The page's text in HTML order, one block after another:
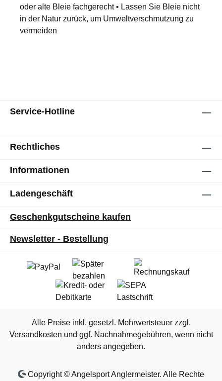
oder alte Bleie fachgerecht • Lassen Sie Bleie nicht
in der Natur zurück, um Umweltverschmutzung zu
vermeiden
Service-Hotline
Rechtliches
Informationen
Ladengeschäft
Geschenkgutscheine kaufen
Newsletter - Bestellung
Alle Preise inkl. gesetzl. Mehrwertsteuer zzgl.
Versandkosten und ggf. Nachnahmegebühren, wenn nicht
anders angegeben.
Copyright © Angelsport Anglermeister. Alle Rechte